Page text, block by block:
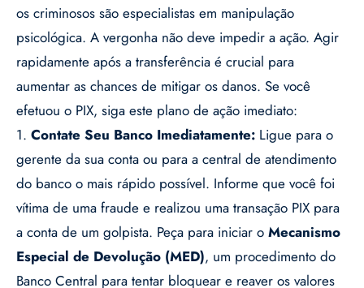
os criminosos são especialistas em manipulação
psicológica. A vergonha não deve impedir a ação. Agir
rapidamente após a transferência é crucial para
aumentar as chances de mitigar os danos. Se você
efetuou o PIX, siga este plano de ação imediato:
1. Contate Seu Banco Imediatamente: Ligue para o
gerente da sua conta ou para a central de atendimento
do banco o mais rápido possível. Informe que você foi
vítima de uma fraude e realizou uma transação PIX para
a conta de um golpista. Peça para iniciar o Mecanismo
Especial de Devolução (MED), um procedimento do
Banco Central para tentar bloquear e reaver os valores